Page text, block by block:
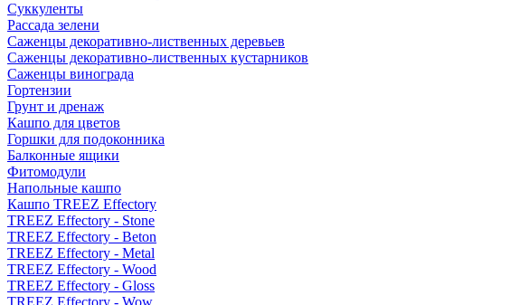
Суккуленты
Рассада зелени
Саженцы декоративно-лиственных деревьев
Саженцы декоративно-лиственных кустарников
Саженцы винограда
Гортензии
Грунт и дренаж
Кашпо для цветов
Горшки для подоконника
Балконные ящики
Фитомодули
Напольные кашпо
Кашпо TREEZ Effectory
TREEZ Effectory - Stone
TREEZ Effectory - Beton
TREEZ Effectory - Metal
TREEZ Effectory - Wood
TREEZ Effectory - Gloss
TREEZ Effectory - Wow